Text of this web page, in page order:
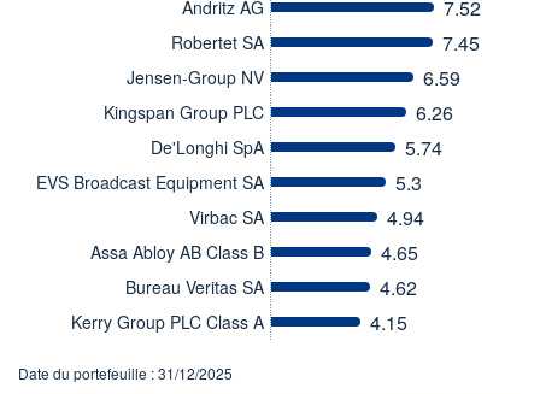
170
CATÉGORIE MORNINGSTAR
Actions Secteur Ecologie
FONDS PARTENAIRES
TARIFS PRIVILÉGIÉS 0%
PEA PEA-PME BOURSOVIE LUX
BOURSOVIE
Non éligible Boursobank
Andritz AG 7.52
Robertet SA 7.45
Jensen-Group NV 6.59
Kingspan Group PLC 6.26
De'Longhi SpA 5.74
EVS Broadcast Equipment SA 5.3
Virbac SA 4.94
Assa Abloy AB Class B 4.65
Bureau Veritas SA 4.62
Kerry Group PLC Class A 4.15
Date du portefeuille : 31/12/2025